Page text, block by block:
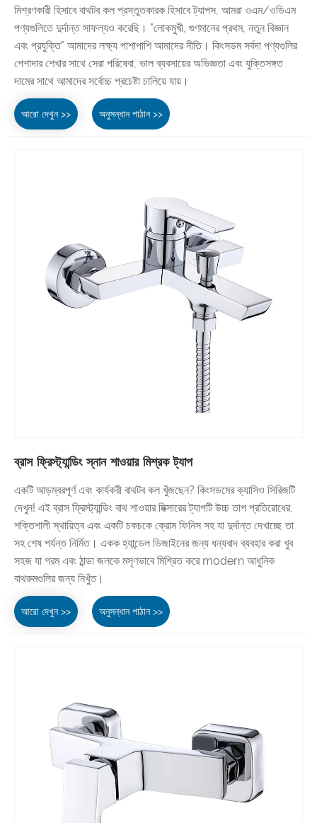
মিশ্রণকারী হিসাবে বাথটব কল প্রস্তুতকারক হিসাবে ট্যাপস, আমরা ওএম/ওডিএম
পণ্যগুলিতে দুর্দান্ত সাফল্যও করেছি। "লোকমুখী, গুণমানের প্রথম, নতুন বিজ্ঞান
এবং প্রযুক্তি" আমাদের লক্ষ্য পাশাপাশি আমাদের নীতি। কিংসডম সর্বদা পণ্যগুলির
পেশাদার শেখার সাথে সেরা পরিষেবা, ভাল ব্যবসায়ের অভিজ্ঞতা এবং যুক্তিসঙ্গত
দামের সাথে আমাদের সর্বোচ্চ প্রচেষ্টা চালিয়ে যায়।
আরো দেখুন >> অনুসন্ধান পাঠান >>
ব্রাস ফ্রিস্ট্যান্ডিং স্নান শাওয়ার মিশ্রক ট্যাপ
একটি আড়ম্বরপূর্ণ এবং কার্যকরী বাথটব কল খুঁজছেন? কিংসডমের ক্যাসিও সিরিজটি
দেখুন! এই ব্রাস ফ্রিস্ট্যান্ডিং বাথ শাওয়ার মিক্সারের ট্যাপটি উচ্চ তাপ প্রতিরোধের,
শক্তিশালী স্থায়িত্ব এবং একটি চকচকে ক্রোম ফিনিস সহ যা দুর্দান্ত দেখাচ্ছে তা
সহ শেষ পর্যন্ত নির্মিত। একক হ্যান্ডেল ডিজাইনের জন্য ধন্যবাদ ব্যবহার করা খুব
সহজ যা গরম এবং ঠান্ডা জলকে মসৃণভাবে মিশ্রিত করে modern আধুনিক
বাথরুমগুলির জন্য নিখুঁত।
আরো দেখুন >> অনুসন্ধান পাঠান >>